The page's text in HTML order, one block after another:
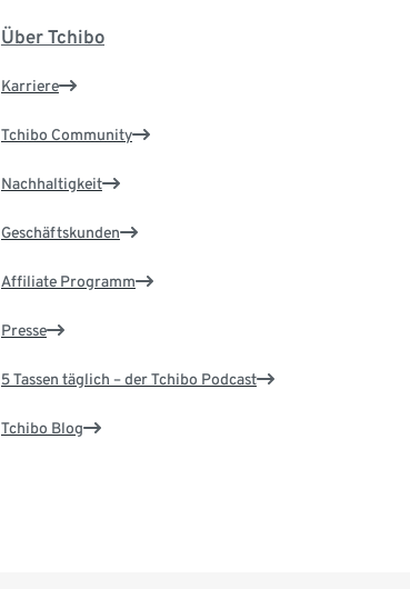
Über Tchibo
Karriere
Tchibo Community
Nachhaltigkeit
Geschäftskunden
Affiliate Programm
Presse
5 Tassen täglich – der Tchibo Podcast
Tchibo Blog